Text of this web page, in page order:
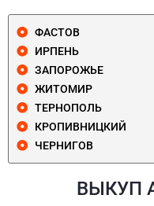
ФАСТОВ
ИРПЕНЬ
ЗАПОРОЖЬЕ
ЖИТОМИР
ТЕРНОПОЛЬ
КРОПИВНИЦКИЙ
ЧЕРНИГОВ
ВЫКУП